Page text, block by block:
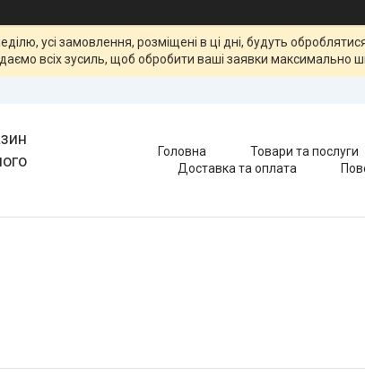
усі замовлення, розміщені в ці дні, будуть
всіх зусиль, щоб обробити ваші заявки максимально
Головна Товари та послуги
Доставка та оплата